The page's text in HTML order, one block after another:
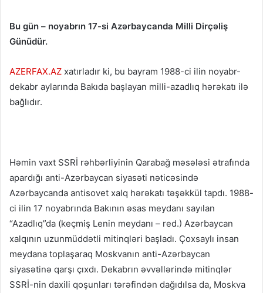
Bu gün – noyabrın 17-si Azərbaycanda Milli Dirçəliş
Günüdür.
AZERFAX.AZ xatırladır ki, bu bayram 1988-ci ilin noyabr-
dekabr aylarında Bakıda başlayan milli-azadlıq hərəkatı ilə
bağlıdır.
Həmin vaxt SSRİ rəhbərliyinin Qarabağ məsələsi ətrafında
apardığı anti-Azərbaycan siyasəti nəticəsində
Azərbaycanda antisovet xalq hərəkatı təşəkkül tapdı. 1988-
ci ilin 17 noyabrında Bakının əsas meydanı sayılan
“Azadlıq”da (keçmiş Lenin meydanı – red.) Azərbaycan
xalqının uzunmüddətli mitinqləri başladı. Çoxsaylı insan
meydana toplaşaraq Moskvanın anti-Azərbaycan
siyasətinə qarşı çıxdı. Dekabrın əvvəllərində mitinqlər
SSRİ-nin daxili qoşunları tərəfindən dağıdılsa da, Moskva